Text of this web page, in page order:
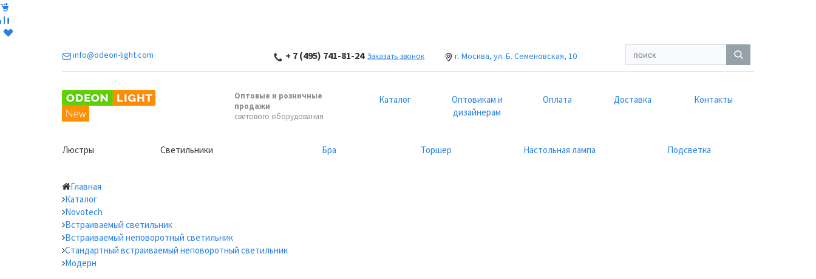
info@odeon-light.com + 7 (495) 741-81-24 Заказать звонок г. Москва, ул. Б. Семеновская, 10
Оптовые и розничные
продажи
светового оборудования
Каталог
Оптовикам и
дизайнерам
Оплата Доставка Контакты
Люстры Светильники Бра Торшер Настольная лампа Подсветка
Главная
Каталог
Novotech
Встраиваемый светильник
Встраиваемый неповоротный светильник
Стандартный встраиваемый неповоротный светильник
Модерн